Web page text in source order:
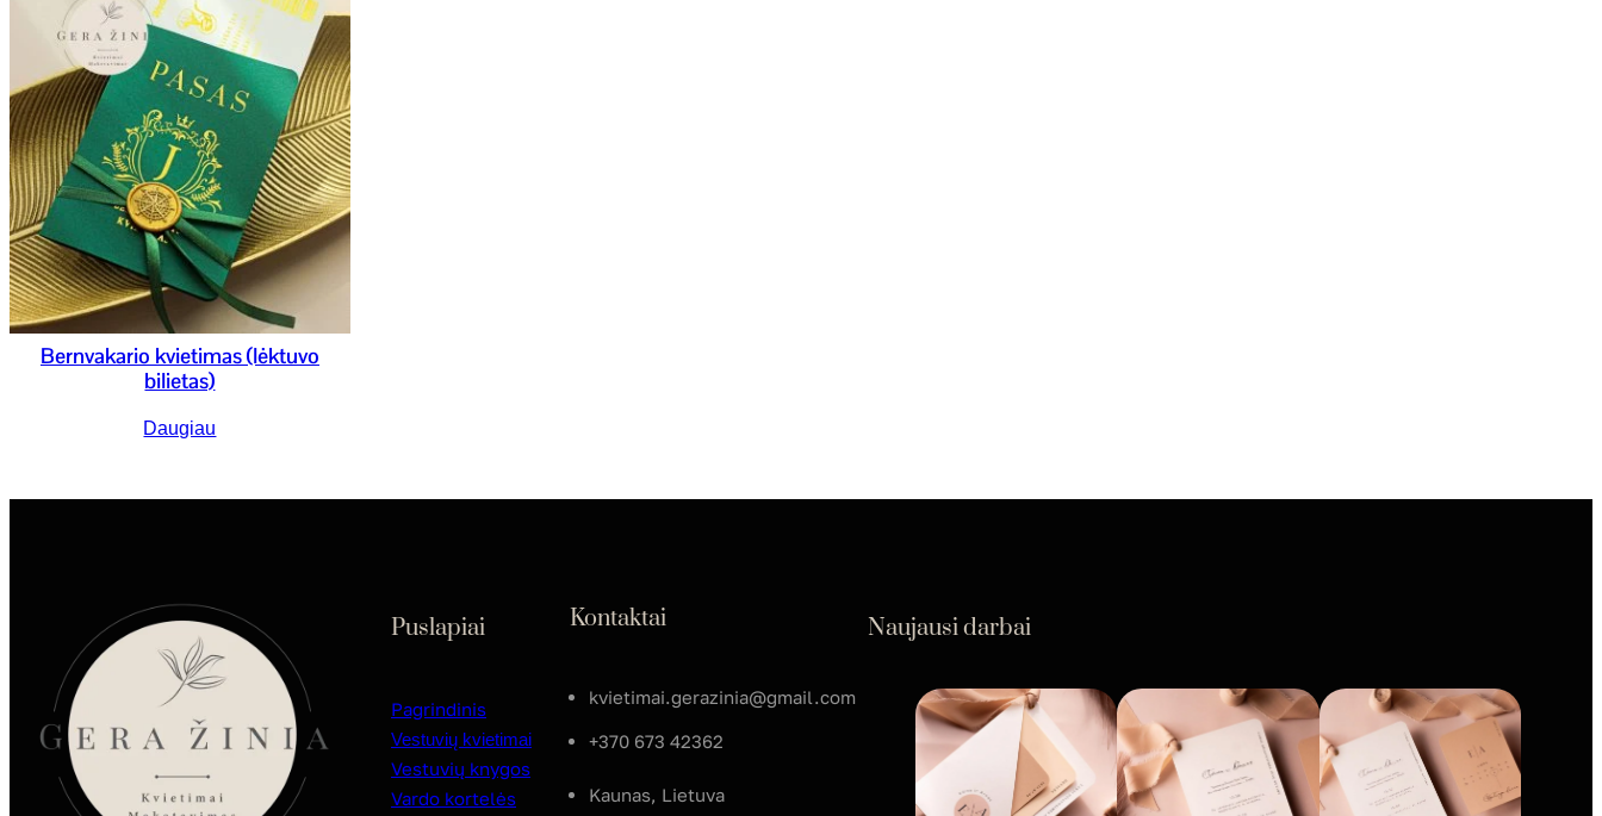
Bernvakario kvietimas (lėktuvo
bilietas)
Daugiau
Puslapiai
Pagrindinis
Vestuvių kvietimai
Vestuvių knygos
Vardo kortelės
Kontaktai
kvietimai.gerazinia@gmail.com
+370 673 42362
Kaunas, Lietuva
Naujausi darbai